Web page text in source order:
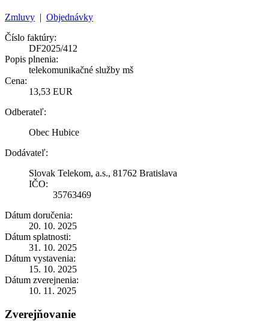
Zmluvy | Objednávky
Číslo faktúry:
DF2025/412
Popis plnenia:
telekomunikačné služby mš
Cena:
13,53 EUR
Odberateľ:
Obec Hubice
Dodávateľ:
Slovak Telekom, a.s., 81762 Bratislava
IČO:
35763469
Dátum doručenia:
20. 10. 2025
Dátum splatnosti:
31. 10. 2025
Dátum vystavenia:
15. 10. 2025
Dátum zverejnenia:
10. 11. 2025
Zverejňovanie